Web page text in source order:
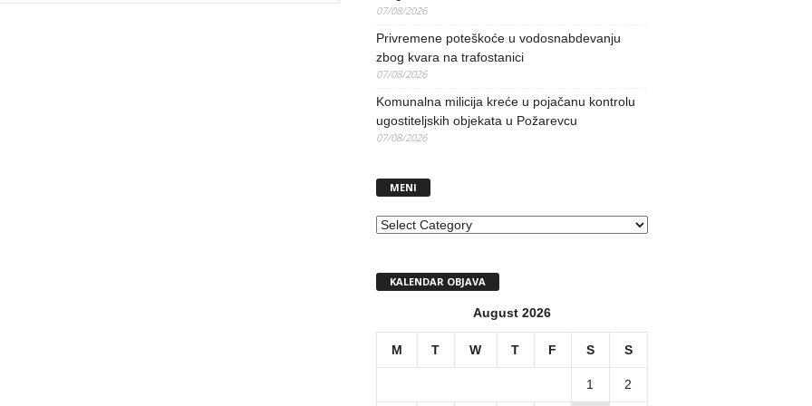
07/08/2026
Privremene poteškoće u vodosnabdevanju
zbog kvara na trafostanici
07/08/2026
Komunalna milicija kreće u pojačanu kontrolu
ugostiteljskih objekata u Požarevcu
07/08/2026
MENI
MENI
KALENDAR OBJAVA
August 2026
M T W T F S S
1 2